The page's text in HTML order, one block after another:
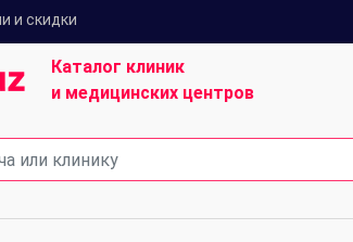
и скидки
Каталог клиник
и медицинских центров